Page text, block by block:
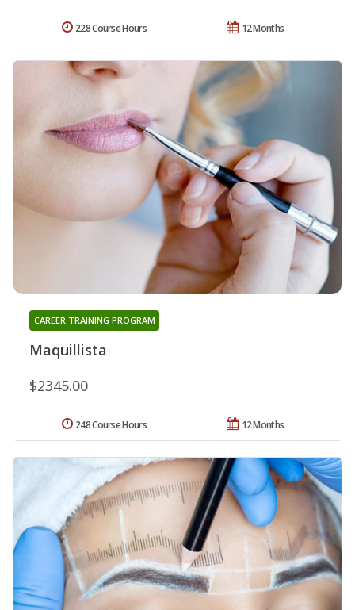
12 Months
228 Course Hours
Maquillista
CAREER TRAINING PROGRAM
$2345.00
12 Months
248 Course Hours